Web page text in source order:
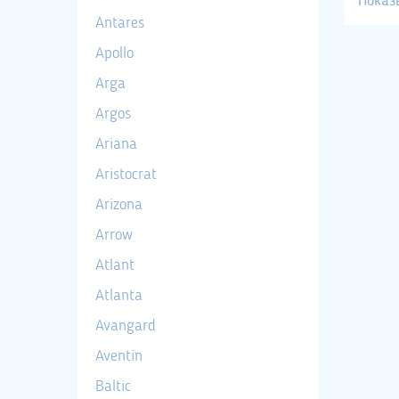
Antares
Apollo
Arga
Argos
Ariana
Aristocrat
Arizona
Arrow
Atlant
Atlanta
Avangard
Aventin
Baltic